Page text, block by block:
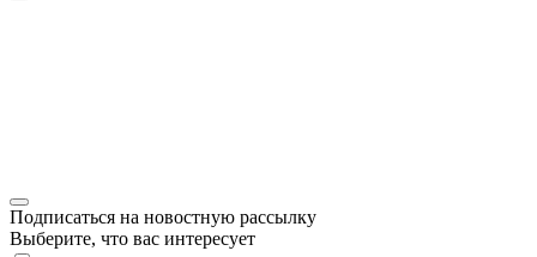
Подписаться на новостную рассылку
Выберите, что вас интересует